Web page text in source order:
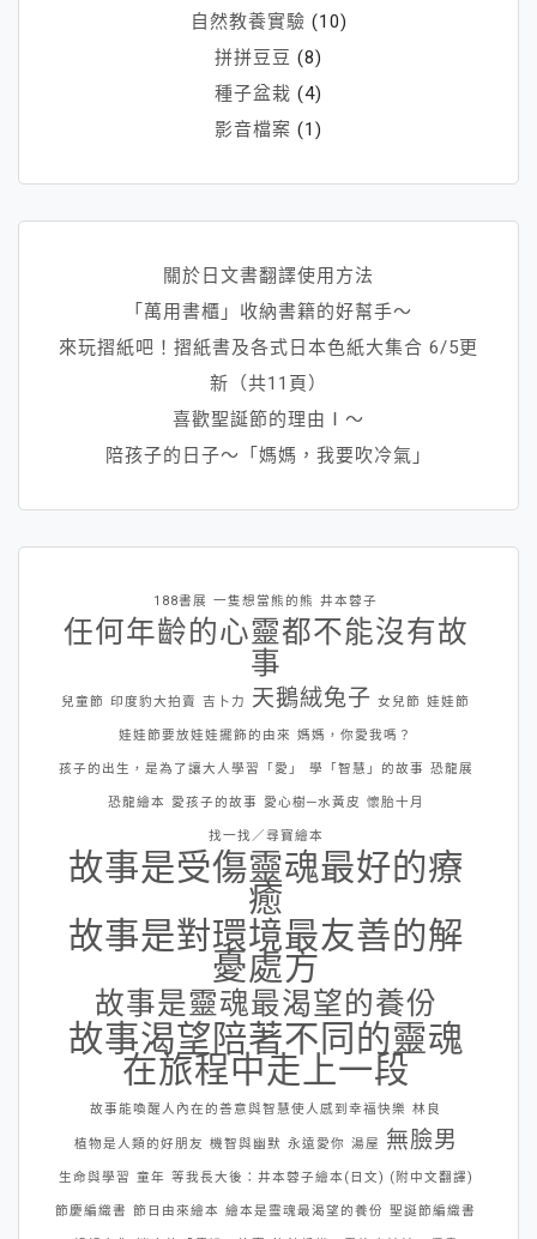
自然教養實驗 (10)
拼拼豆豆 (8)
種子盆栽 (4)
影音檔案 (1)
關於日文書翻譯使用方法
「萬用書櫃」收納書籍的好幫手～
來玩摺紙吧！摺紙書及各式日本色紙大集合 6/5更
新（共11頁）
喜歡聖誕節的理由Ⅰ～
陪孩子的日子～「媽媽，我要吹冷氣」
188書展 一隻想當熊的熊 井本蓉子
任何年齡的心靈都不能沒有故
事
兒童節 印度豹大拍賣 吉卜力 天鵝絨兔子 女兒節 娃娃節
娃娃節要放娃娃擺飾的由來 媽媽，你愛我嗎？
孩子的出生，是為了讓大人學習「愛」 學「智慧」的故事 恐龍展
恐龍繪本 愛孩子的故事 愛心樹─水黃皮 懷胎十月
找一找／尋寶繪本
故事是受傷靈魂最好的療
癒
故事是對環境最友善的解
憂處方
故事是靈魂最渴望的養份
故事渴望陪著不同的靈魂
在旅程中走上一段
故事能喚醒人內在的善意與智慧使人感到幸福快樂 林良
植物是人類的好朋友 機智與幽默 永遠愛你 湯屋 無臉男
生命與學習 童年 等我長大後：井本蓉子繪本(日文) (附中文翻譯)
節慶編織書 節日由來繪本 繪本是靈魂最渴望的養份 聖誕節編織書